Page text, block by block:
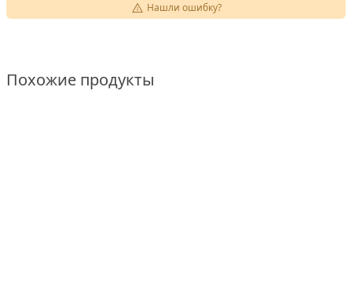
Нашли ошибку?
Похожие продукты